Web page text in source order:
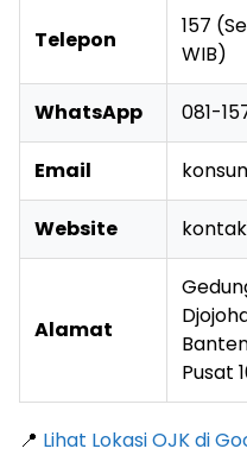
Telepon
157
WIB)
WhatsApp 081-
Email
Website
Alamat
Pusat
📍 Lihat Lokasi OJK di